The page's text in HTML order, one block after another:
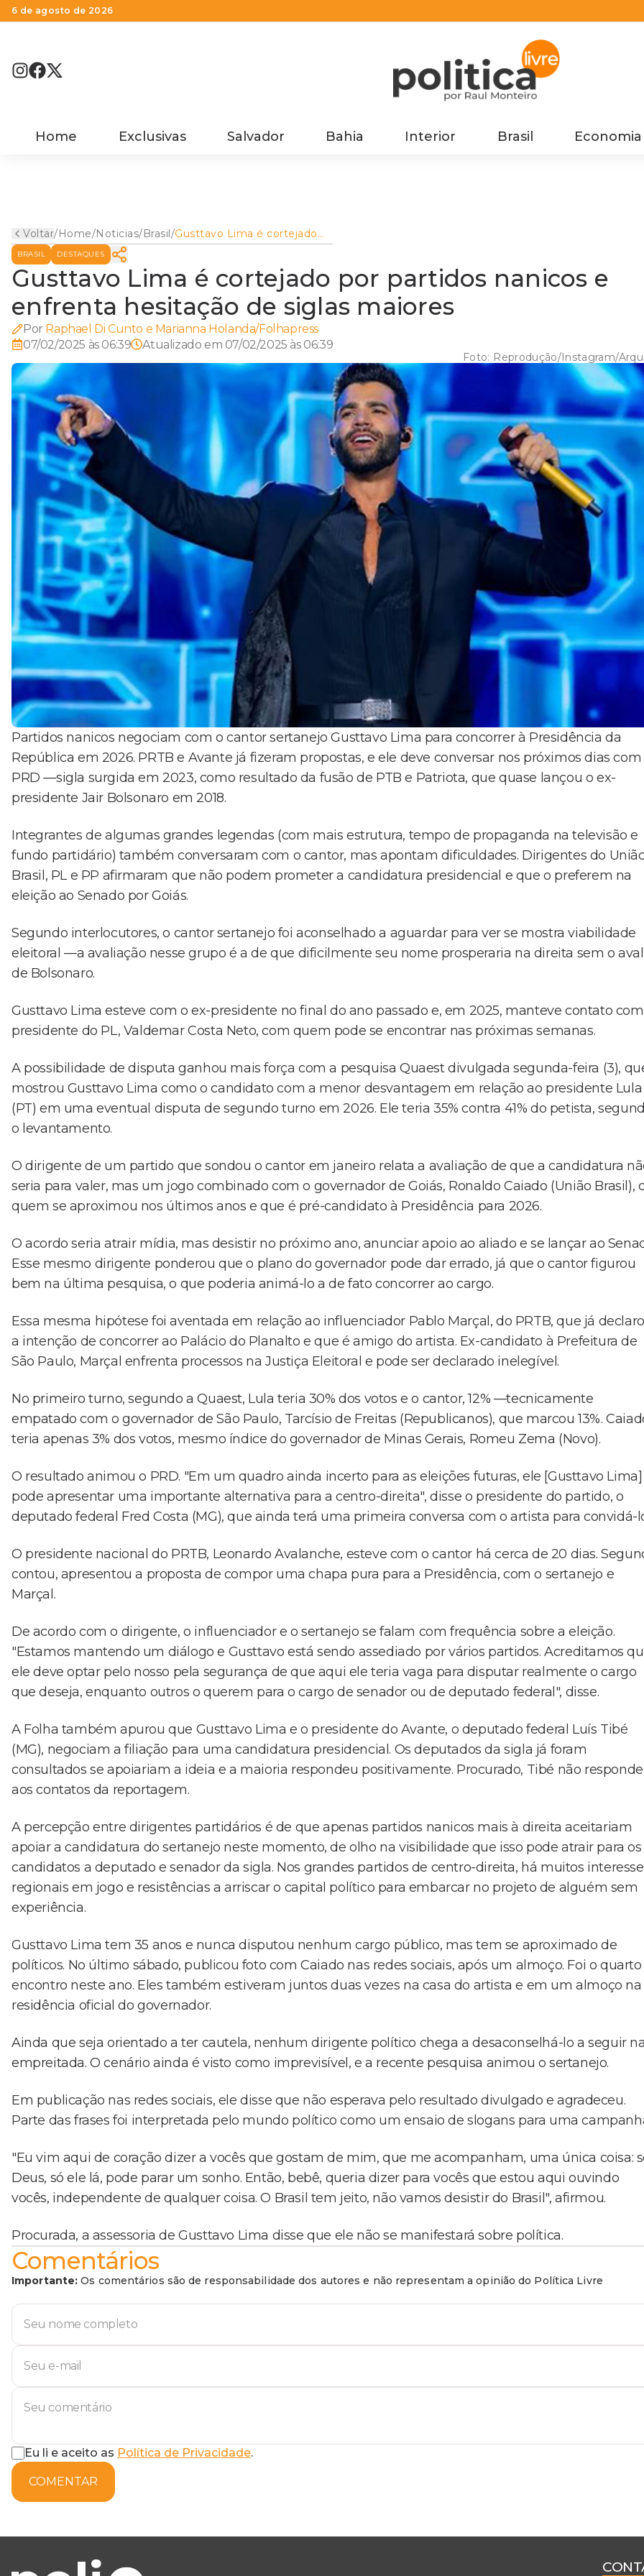
6 de agosto de 2026
Home Exclusivas Salvador Bahia Interior Brasil Economia
Voltar/Home/Noticias/Brasil/Gusttavo Lima é cortejado
por partidos nanicos e
maiores
BRASIL DESTAQUES
Gusttavo Lima é cortejado por partidos nanicos e
enfrenta hesitação de siglas maiores
Por Raphael Di Cunto e Marianna Holanda/Folhapress
07/02/2025 às 06:39
Atualizado em 07/02/2025 às 06:39
Foto: Reprodução/Instagram/
Partidos nanicos negociam com o cantor sertanejo Gusttavo Lima para concorrer à Presidência da
República em 2026. PRTB e Avante já fizeram propostas, e ele deve conversar nos próximos dias com
PRD —sigla surgida em 2023, como resultado da fusão de PTB e Patriota, que quase lançou o ex-
presidente Jair Bolsonaro em 2018.
Integrantes de algumas grandes legendas (com mais estrutura, tempo de propaganda na televisão e
fundo partidário) também conversaram com o cantor, mas apontam dificuldades. Dirigentes do
Brasil, PL e PP afirmaram que não podem prometer a candidatura presidencial e que o preferem na
eleição ao Senado por Goiás.
Segundo interlocutores, o cantor sertanejo foi aconselhado a aguardar para ver se mostra viabilidade
eleitoral —a avaliação nesse grupo é a de que dificilmente seu nome prosperaria na direita sem o aval
de Bolsonaro.
Gusttavo Lima esteve com o ex-presidente no final do ano passado e, em 2025, manteve contato
presidente do PL, Valdemar Costa Neto, com quem pode se encontrar nas próximas semanas.
A possibilidade de disputa ganhou mais força com a pesquisa Quaest divulgada segunda-feira (3),
mostrou Gusttavo Lima como o candidato com a menor desvantagem em relação ao presidente Lula
(PT) em uma eventual disputa de segundo turno em 2026. Ele teria 35% contra 41% do petista,
o levantamento.
O dirigente de um partido que sondou o cantor em janeiro relata a avaliação de que a candidatura
seria para valer, mas um jogo combinado com o governador de Goiás, Ronaldo Caiado (União Brasil),
quem se aproximou nos últimos anos e que é pré-candidato à Presidência para 2026.
O acordo seria atrair mídia, mas desistir no próximo ano, anunciar apoio ao aliado e se lançar ao
Esse mesmo dirigente ponderou que o plano do governador pode dar errado, já que o cantor figurou
bem na última pesquisa, o que poderia animá-lo a de fato concorrer ao cargo.
Essa mesma hipótese foi aventada em relação ao influenciador Pablo Marçal, do PRTB, que já
a intenção de concorrer ao Palácio do Planalto e que é amigo do artista. Ex-candidato à Prefeitura de
São Paulo, Marçal enfrenta processos na Justiça Eleitoral e pode ser declarado inelegível.
No primeiro turno, segundo a Quaest, Lula teria 30% dos votos e o cantor, 12% —tecnicamente
empatado com o governador de São Paulo, Tarcísio de Freitas (Republicanos), que marcou 13%.
teria apenas 3% dos votos, mesmo índice do governador de Minas Gerais, Romeu Zema (Novo).
O resultado animou o PRD. "Em um quadro ainda incerto para as eleições futuras, ele [Gusttavo Lima]
pode apresentar uma importante alternativa para a centro-direita", disse o presidente do partido, o
deputado federal Fred Costa (MG), que ainda terá uma primeira conversa com o artista para convidá-
O presidente nacional do PRTB, Leonardo Avalanche, esteve com o cantor há cerca de 20 dias.
contou, apresentou a proposta de compor uma chapa pura para a Presidência, com o sertanejo e
Marçal.
De acordo com o dirigente, o influenciador e o sertanejo se falam com frequência sobre a eleição.
"Estamos mantendo um diálogo e Gusttavo está sendo assediado por vários partidos. Acreditamos
ele deve optar pelo nosso pela segurança de que aqui ele teria vaga para disputar realmente o cargo
que deseja, enquanto outros o querem para o cargo de senador ou de deputado federal", disse.
A Folha também apurou que Gusttavo Lima e o presidente do Avante, o deputado federal Luís Tibé
(MG), negociam a filiação para uma candidatura presidencial. Os deputados da sigla já foram
consultados se apoiariam a ideia e a maioria respondeu positivamente. Procurado, Tibé não
aos contatos da reportagem.
A percepção entre dirigentes partidários é de que apenas partidos nanicos mais à direita aceitariam
apoiar a candidatura do sertanejo neste momento, de olho na visibilidade que isso pode atrair para os
candidatos a deputado e senador da sigla. Nos grandes partidos de centro-direita, há muitos
regionais em jogo e resistências a arriscar o capital político para embarcar no projeto de alguém sem
experiência.
Gusttavo Lima tem 35 anos e nunca disputou nenhum cargo público, mas tem se aproximado de
políticos. No último sábado, publicou foto com Caiado nas redes sociais, após um almoço. Foi o quarto
encontro neste ano. Eles também estiveram juntos duas vezes na casa do artista e em um almoço na
residência oficial do governador.
Ainda que seja orientado a ter cautela, nenhum dirigente político chega a desaconselhá-lo a seguir na
empreitada. O cenário ainda é visto como imprevisível, e a recente pesquisa animou o sertanejo.
Em publicação nas redes sociais, ele disse que não esperava pelo resultado divulgado e agradeceu.
Parte das frases foi interpretada pelo mundo político como um ensaio de slogans para uma
"Eu vim aqui de coração dizer a vocês que gostam de mim, que me acompanham, uma única coisa:
Deus, só ele lá, pode parar um sonho. Então, bebê, queria dizer para vocês que estou aqui ouvindo
vocês, independente de qualquer coisa. O Brasil tem jeito, não vamos desistir do Brasil", afirmou.
Procurada, a assessoria de Gusttavo Lima disse que ele não se manifestará sobre política.
Comentários
Importante: Os comentários são de responsabilidade dos autores e não representam a opinião do Política Livre
Eu li e aceito as Política de Privacidade.
COMENTAR